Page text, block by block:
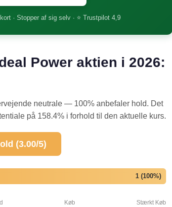
· Stopper af sig selv · ⭐ Trustpilot 4,9
Power aktien i 2026:
neutrale — 100% anbefaler hold. Det
på 158.4% i forhold til den aktuelle kurs.
(3.00/5)
1 (100%)
Køb Stærkt Køb